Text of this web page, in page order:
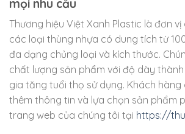
mọi nhu cầu
Thương hiệu Việt Xanh Plastic là đơn
các loại thùng nhựa có dung tích từ
đa dạng chủng loại và kích thước.
chất lượng sản phẩm với độ dày
gia tăng tuổi thọ sử dụng. Khách
thêm thông tin và lựa chọn sản phẩm
trang web của chúng tôi tại https://